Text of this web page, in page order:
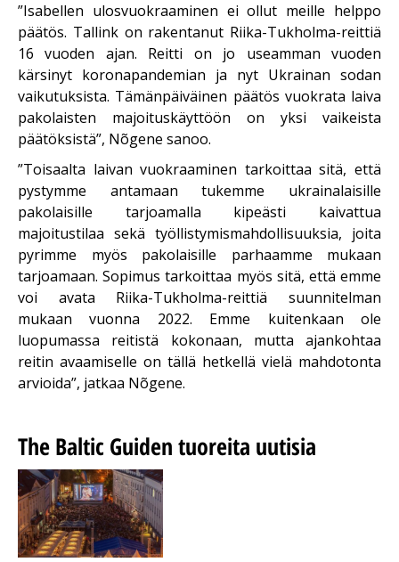
”Isabellen ulosvuokraaminen ei ollut meille helppo
päätös. Tallink on rakentanut Riika-Tukholma-reittiä
16 vuoden ajan. Reitti on jo useamman vuoden
kärsinyt koronapandemian ja nyt Ukrainan sodan
vaikutuksista. Tämänpäiväinen päätös vuokrata laiva
pakolaisten majoituskäyttöön on yksi vaikeista
päätöksistä”, Nõgene sanoo.
”Toisaalta laivan vuokraaminen tarkoittaa sitä, että
pystymme antamaan tukemme ukrainalaisille
pakolaisille tarjoamalla kipeästi kaivattua
majoitustilaa sekä työllistymismahdollisuuksia, joita
pyrimme myös pakolaisille parhaamme mukaan
tarjoamaan. Sopimus tarkoittaa myös sitä, että emme
voi avata Riika-Tukholma-reittiä suunnitelman
mukaan vuonna 2022. Emme kuitenkaan ole
luopumassa reitistä kokonaan, mutta ajankohtaa
reitin avaamiselle on tällä hetkellä vielä mahdotonta
arvioida”, jatkaa Nõgene.
The Baltic Guiden tuoreita uutisia